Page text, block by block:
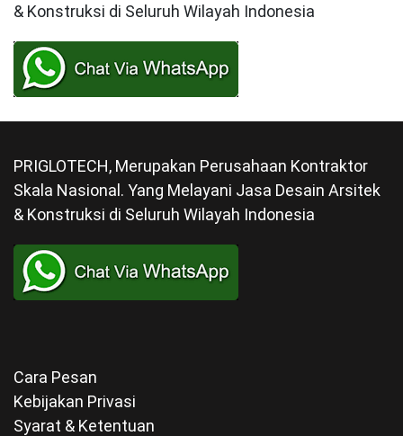
& Konstruksi di Seluruh Wilayah Indonesia
PRIGLOTECH, Merupakan Perusahaan Kontraktor
Skala Nasional. Yang Melayani Jasa Desain Arsitek
& Konstruksi di Seluruh Wilayah Indonesia
Cara Pesan
Kebijakan Privasi
Syarat & Ketentuan